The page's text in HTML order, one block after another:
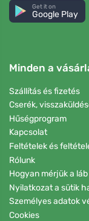
Get it on
Google Play
Minden a
Szállítás és fizetés
Cserék,
Hűségprogram
Kapcsolat
Feltételek és
Rólunk
Hogyan mérjük a
Nyilatkozat a sütik
Személyes adatok
Cookies